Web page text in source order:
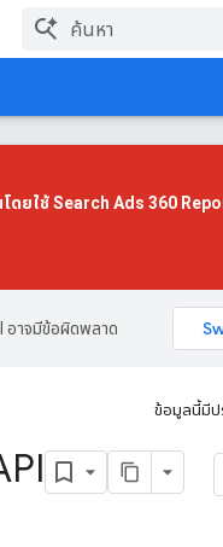
ดยใช้Search Ads 360
อาจมีข้อผิดพลาด
ข้อมูลนี้มีป